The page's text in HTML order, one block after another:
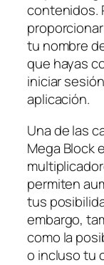
contenidos.
tu nombre
que hayas
iniciar
aplicación.
Una de las
Mega Block
permiten
tus
embargo,
como la
o incluso tu